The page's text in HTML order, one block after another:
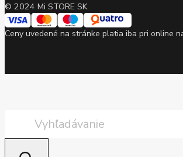
© 2024 Mi STORE SK
Ceny uvedené na stránke platia iba pri online